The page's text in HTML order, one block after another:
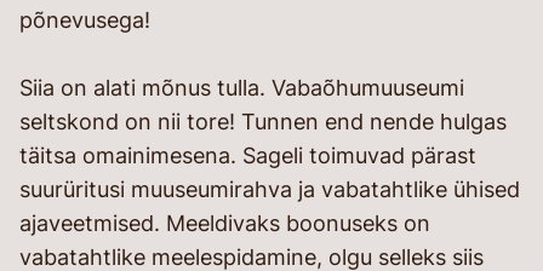
põnevusega!
Siia on alati mõnus tulla. Vabaõhumuuseumi
seltskond on nii tore! Tunnen end nende hulgas
täitsa omainimesena. Sageli toimuvad pärast
suurüritusi muuseumirahva ja vabatahtlike ühised
ajaveetmised. Meeldivaks boonuseks on
vabatahtlike meelespidamine, olgu selleks siis